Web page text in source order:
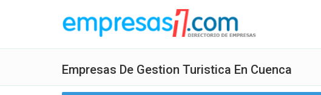
Empresas De Gestion Turistica En Cuenca